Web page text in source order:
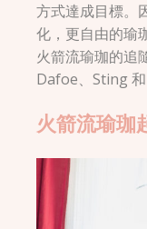
方式達成目標。
化，更自由的瑜
火箭流瑜珈的追
Dafoe、Sting
火箭流瑜珈